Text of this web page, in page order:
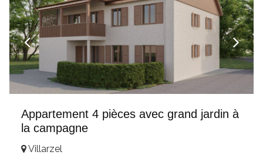
Appartement 4 pièces avec grand jardin à
la campagne
Villarzel